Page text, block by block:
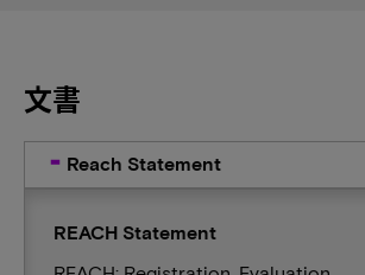
文書
Reach Statement
REACH Statement